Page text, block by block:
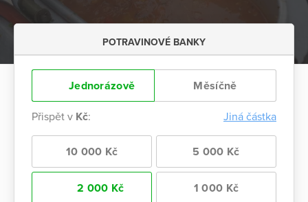
POTRAVINOVÉ BANKY
Jednorázově Měsíčně
Přispět v Kč: Jiná částka
10 000 Kč 5 000 Kč
2 000 Kč 1 000 Kč